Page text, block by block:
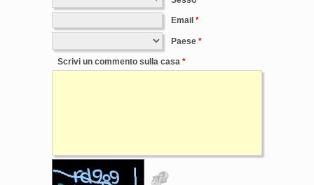
Email
Paese
Scrivi un commento sulla casa